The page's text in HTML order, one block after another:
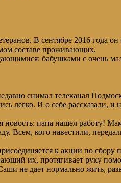
В сентябре 2016 года
составе проживающих.
бабушками с очень
снимал телеканал
легко. И о себе рассказали,
новость: папа нашел работу!
Всем, кого навестили,
к акции по сбору
их, протягивает руку
не дает нормально жить,